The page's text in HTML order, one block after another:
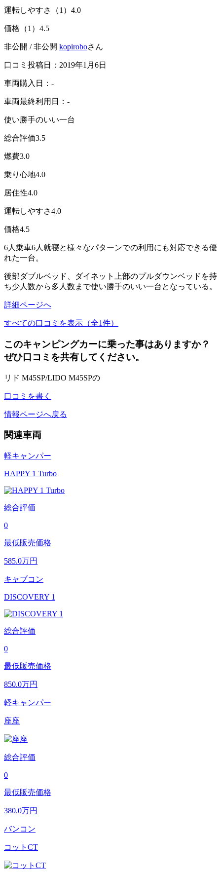
運転しやすさ（1） 4.0
価格（1） 4.5
非公開 / 非公開 kopiroboさん
口コミ投稿日：2019年1月6日
車両購入日：-
車両最終利用日：-
使い勝手のいい一台
総合評価3.5
燃費3.0
乗り心地4.0
居住性4.0
運転しやすさ4.0
価格4.5
6人乗車6人就寝と様々なパターンでの利用にも対応できる優
れた一台。
後部ダブルベッド、ダイネット上部のプルダウンベッドを持
ち少人数から多人数まで使い勝手のいい一台となっている。
詳細ページへ
すべての口コミを表示（全1件）
このキャンピングカーに乗った事はありますか？
ぜひ口コミを共有してください。
リド M45SP/LIDO M45SPの
口コミを書く
情報ページへ戻る
関連車両
軽キャンパー
HAPPY 1 Turbo
総合評価
0
最低販売価格
585.0万円
キャブコン
DISCOVERY 1
総合評価
0
最低販売価格
850.0万円
軽キャンパー
座座
総合評価
0
最低販売価格
380.0万円
バンコン
コットCT